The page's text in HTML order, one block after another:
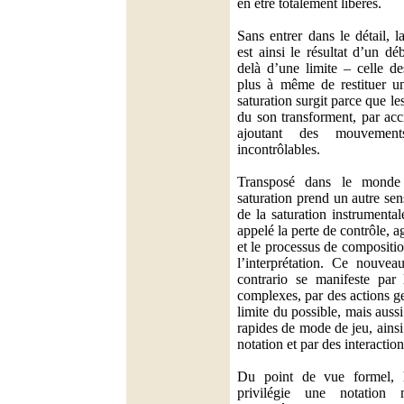
en être totalement libérés.
Sans entrer dans le détail,
est ainsi le résultat d’un
delà d’une limite – celle
plus à même de restituer
saturation surgit parce que
du son transforment, par
ajoutant des
incontrôlables.
Transposé dans le
saturation prend un autre
de la saturation
appelé la perte de contrôle,
et le processus de
l’interprétation. Ce
contrario se manifeste par
complexes, par des actions
limite du possible, mais
rapides de mode de jeu,
notation et par des
Du point de vue formel,
privilégie une notation